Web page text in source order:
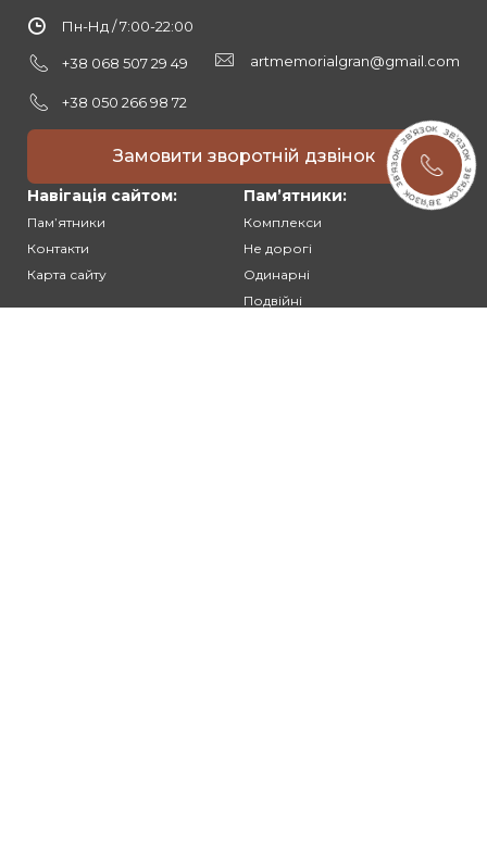
Пн-Нд / 7:00-22:00
+38 068 507 29 49
+38 050 266 98 72
artmemorialgran@gmail.com
Замовити зворотній дзвінок
Навігація сайтом:
Памʼятники
Контакти
Карта сайту
Памʼятники:
Комплекси
Не дорогі
Одинарні
Подвійні